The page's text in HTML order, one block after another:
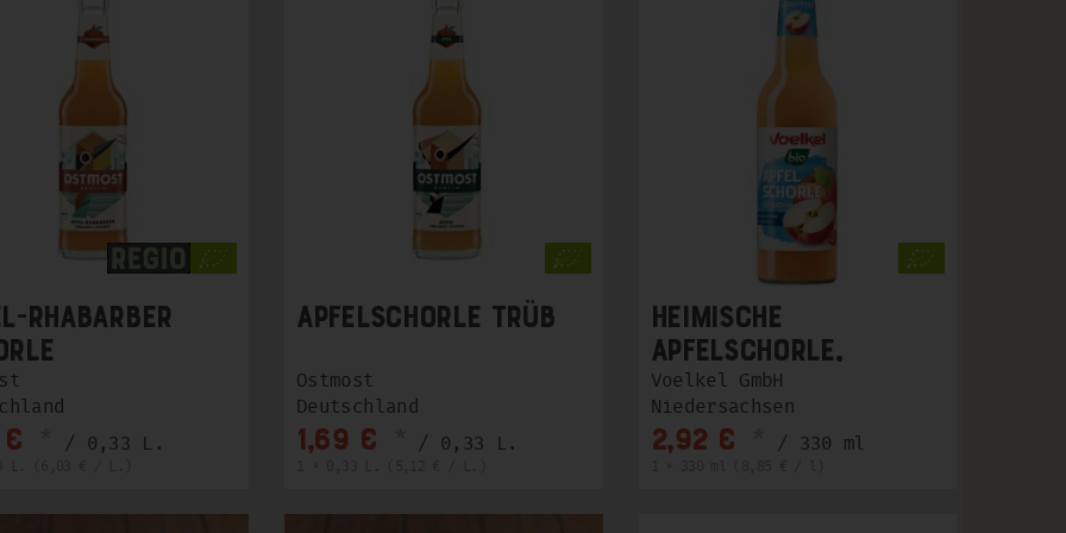
Rhabarber
/ 0,33 L.
Apfelschorle trüb
Ostmost
Deutschland
1,69 € / 0,33 L.
Heimische
Apfelschorle,
naturtrüb
Voelkel GmbH
Niedersachsen
2,92 € / 330 ml